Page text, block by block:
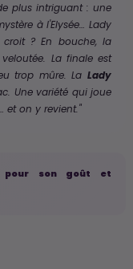
plus intriguant : une
à l'Elysée… Lady
croit ? En bouche, la
La finale est
trop mûre. LaLady
Une variété qui joue
et on y revient."
pour son goût et